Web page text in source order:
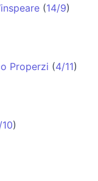
(14/9)
Properzi (4/11)
)